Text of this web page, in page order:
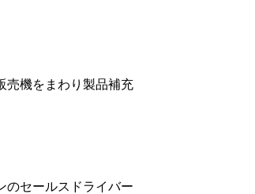
売機をまわり製品補充
のセールスドライバー